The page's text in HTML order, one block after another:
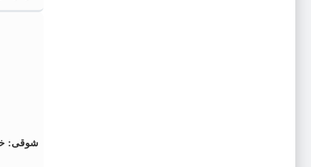
شوقی: